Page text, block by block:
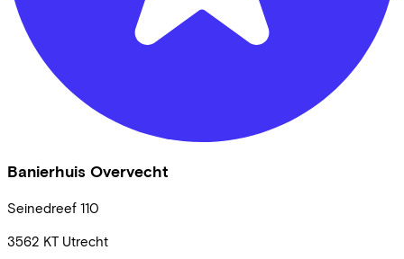
Banierhuis Overvecht
Seinedreef 110
3562 KT Utrecht